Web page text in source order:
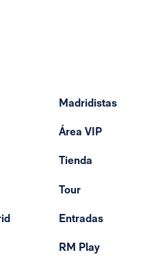
Madridistas
Área VIP
Tienda
Tour
Entradas
RM Play